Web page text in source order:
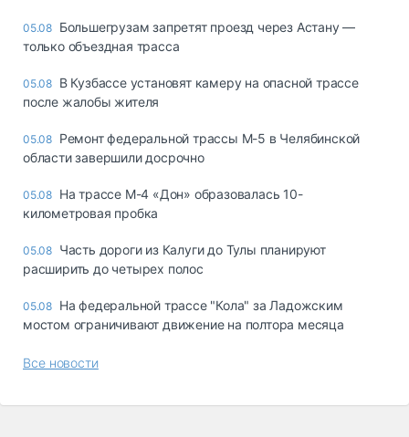
05.08 Большегрузам запретят проезд через Астану —
только объездная трасса
05.08 В Кузбассе установят камеру на опасной трассе
после жалобы жителя
05.08 Ремонт федеральной трассы М-5 в Челябинской
области завершили досрочно
05.08 На трассе М-4 «Дон» образовалась 10-
километровая пробка
05.08 Часть дороги из Калуги до Тулы планируют
расширить до четырех полос
05.08 На федеральной трассе "Кола" за Ладожским
мостом ограничивают движение на полтора месяца
Все новости